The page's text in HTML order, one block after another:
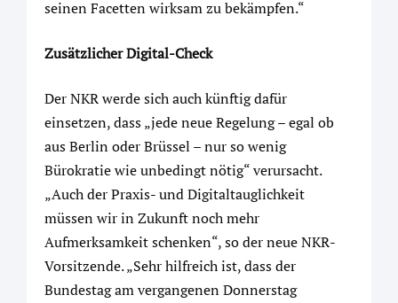
seinen Facetten wirksam zu bekämpfen.“
Zusätzlicher Digital-Check
Der NKR werde sich auch künftig dafür
einsetzen, dass „jede neue Regelung – egal ob
aus Berlin oder Brüssel – nur so wenig
Bürokratie wie unbedingt nötig“ verursacht.
„Auch der Praxis- und Digitaltauglichkeit
müssen wir in Zukunft noch mehr
Aufmerksamkeit schenken“, so der neue NKR-
Vorsitzende. „Sehr hilfreich ist, dass der
Bundestag am vergangenen Donnerstag